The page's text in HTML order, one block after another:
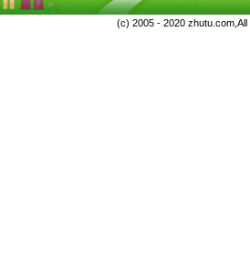
(c) 2005 - 2020